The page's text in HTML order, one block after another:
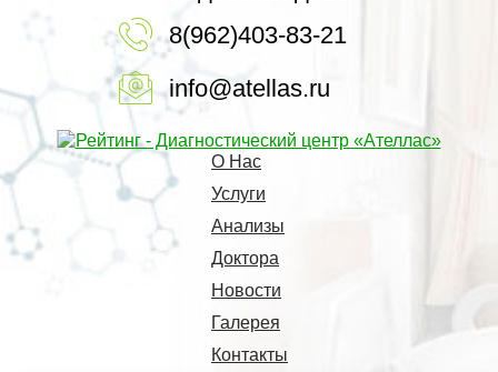
8(962)403-83-21
info@atellas.ru
О Нас
Услуги
Анализы
Доктора
Новости
Галерея
Контакты